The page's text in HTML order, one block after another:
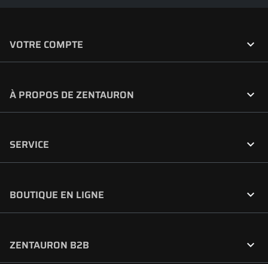
VOTRE COMPTE 
À PROPOS DE ZENTAURON 
SERVICE 
BOUTIQUE EN LIGNE 
ZENTAURON B2B 